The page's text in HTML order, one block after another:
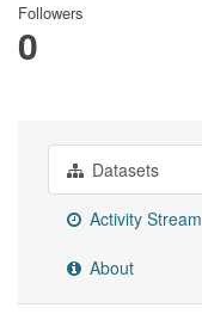
Followers
0
Datasets
Activity Stream
About